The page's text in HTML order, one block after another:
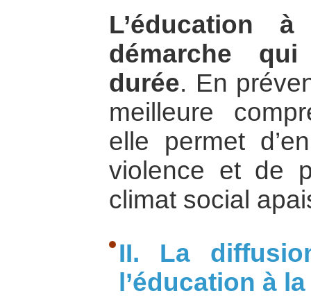
L’éducation
démarche
durée. En
meilleure
elle permet
violence et de
climat social
II. La
l’éducation à